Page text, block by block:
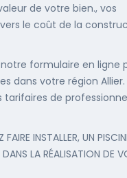
de votre bien., vos
le coût de la
formulaire en ligne
dans votre région Allier.
de
INSTALLER, UN
LA RÉALISATION DE